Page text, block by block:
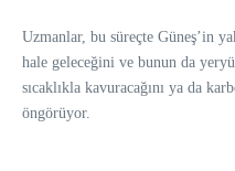
Uzmanlar, bu süreçte Güneş’in
hale geleceğini ve bunun da
sıcaklıkla kavuracağını ya da
öngörüyor.